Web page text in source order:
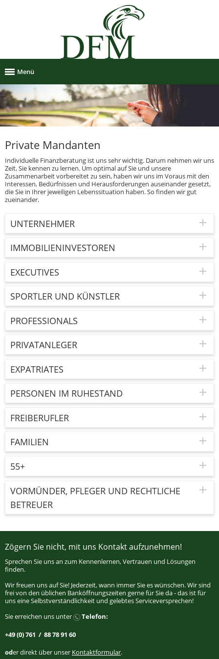
Menü
Private Mandanten
Individuelle Finanzberatung ist uns sehr wichtig. Darum nehmen wir uns
Zeit, Sie kennen zu lernen. Um optimal auf Sie und unsere
Zusammenarbeit vorbereitet zu sein, haben wir uns im Voraus mit den
Interessen, Bedürfnissen und Herausforderungen auseinander gesetzt,
die Sie in Ihrer jeweiligen Lebenssituation haben. So finden wir gut
zueinander.
UNTERNEHMER
IMMOBILIENINVESTOREN
EXECUTIVES
SPORTLER UND KÜNSTLER
PROFESSIONALS
PRIVATANLEGER
EXPATRIATES
PERSONEN IM RUHESTAND
FREIBERUFLER
FAMILIEN
55+
VORMÜNDER, PFLEGER UND RECHTLICHE
BETREUER
Zögern Sie nicht, mit uns Kontakt aufzunehmen!
Sprechen Sie uns an zum Kennenlernen, Vertrauen und Lösungen
finden.
Wir freuen uns auf Sie! Jederzeit, wann immer Sie es wünschen. Wir sind
frei von den üblichen Banköffnungszeiten gerne für Sie da - das ist für
uns eine Selbstverständlichkeit und gelebtes Serviceversprechen!
Sie erreichen uns unter
Telefon:
+49 (0) 761 / 88 78 91 60
oder direkt über unser Kontaktformular.